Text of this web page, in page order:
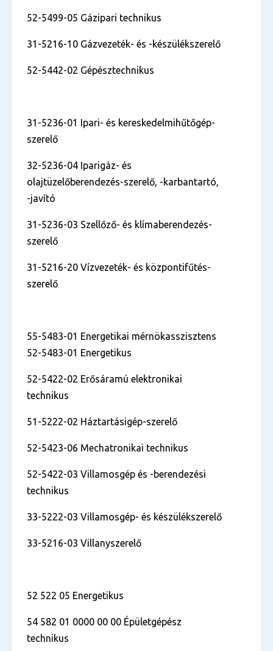
52-5499-05 Gázipari technikus
31-5216-10 Gázvezeték- és -készülékszerelő
52-5442-02 Gépésztechnikus
31-5236-01 Ipari- és kereskedelmihűtőgép-
szerelő
32-5236-04 Iparigáz- és
olajtüzelőberendezés-szerelő, -karbantartó,
-javító
31-5236-03 Szellőző- és klímaberendezés-
szerelő
31-5216-20 Vízvezeték- és központifűtés-
szerelő
55-5483-01 Energetikai mérnökasszisztens
52-5483-01 Energetikus
52-5422-02 Erősáramú elektronikai
technikus
51-5222-02 Háztartásigép-szerelő
52-5423-06 Mechatronikai technikus
52-5422-03 Villamosgép és -berendezési
technikus
33-5222-03 Villamosgép- és készülékszerelő
33-5216-03 Villanyszerelő
52 522 05 Energetikus
54 582 01 0000 00 00 Épületgépész
technikus